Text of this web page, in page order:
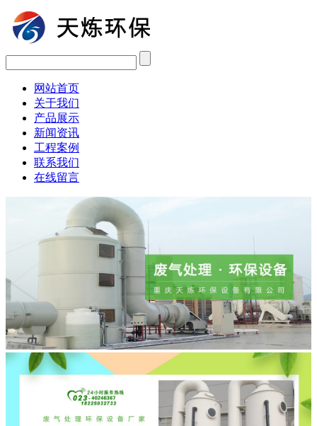
网站首页
关于我们
产品展示
新闻资讯
工程案例
联系我们
在线留言